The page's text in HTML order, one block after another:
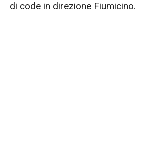
di code in direzione Fiumicino.